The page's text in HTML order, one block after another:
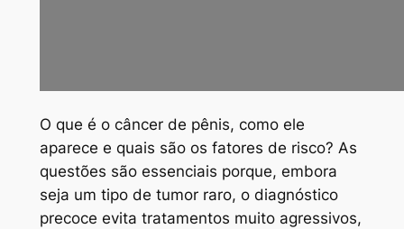
O que é o câncer de pênis, como ele
aparece e quais são os fatores de risco? As
questões são essenciais porque, embora
seja um tipo de tumor raro, o diagnóstico
precoce evita tratamentos muito agressivos,